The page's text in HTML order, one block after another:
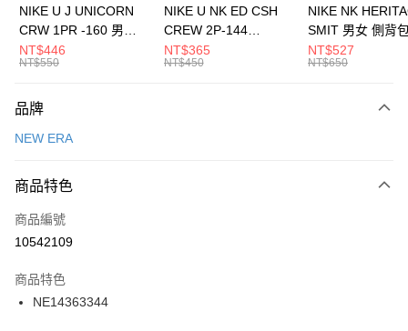
元大商業銀行
台灣樂天信用卡公司
全盈+PAY
AFTEE先享後付
【關於「AFTEE先享後付」】
便利好安心！
３．安心：先確認商品／服務後，再付款。
【「AFTEE先享後付」結帳流程】
１．於結帳方式選擇「AFTEE先享後付」後，將跳轉至「AFTEE先享後付」
２．訂單成立數日內，您將收到繳費通知簡訊。
３．收到繳費通知簡訊後14天內，點擊此簡訊中的連結，可透過四大超商／
ATM／網路銀行／等多元方式進行付款，方視為交易完成。
運送方式
每筆NT$100，滿NT$1,500(含以上)免運費
宅配
每筆NT$100，滿NT$1,500(含以上)免運費
付款後門市自取
每筆NT$100，滿NT$1,500(含以上)免運費
NIKE U J UNICORN
CRW 1PR -160 男女
中統襪 FZ3393100
NT$446
NT$550
NIKE U NK ED CSH
CREW 2P-144
EMBRDY 男女 短統襪
FZ3073133
NT$365
NT$450
NIKE NK
SMIT 男女 側背
BA5871010
NT$527
NT$650
品牌
NEW ERA
商品特色
商品編號
10542109
商品特色
NE14363344